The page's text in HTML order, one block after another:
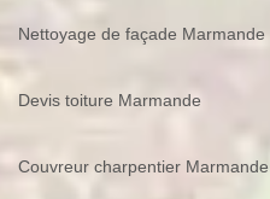
Nettoyage de façade Marmande
Devis toiture Marmande
Couvreur charpentier Marmande